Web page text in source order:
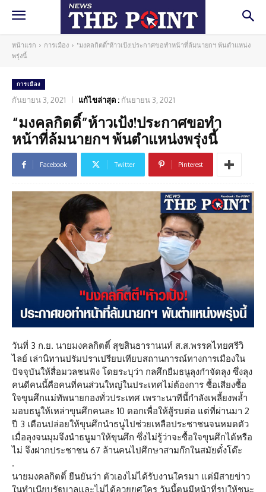
หน้าแรก การเมือง
"มงคลกิตติ์"ห้าวเป้ง!ประกาศขอทำหน้าที่ล้มนายกฯ พ้นตำแหน่ง
พรุ่งนี้
การเมือง
กันยายน 3, 2021 แก้ไขล่าสุด : กันยายน 3, 2021
“มงคลกิตติ์”ห้าวเป้ง!ประกาศขอทำ
หน้าที่ล้มนายกฯ พ้นตำแหน่งพรุ่งนี้
Facebook Twitter Pinterest
วันที่ 3 ก.ย. นายมงคลกิตติ์ สุขสินธารานนท์ ส.ส.พรรคไทยศรีวิ
ไลย์ เล่านิทานปรัมปราเปรียบเทียบสถานการณ์ทางการเมืองใน
ปัจจุบันให้สื่อมวลชนฟัง โดยระบุว่า กลศึกยืมธนูลุงกำจัดลุง ซึ่งลุง
คนดีคนนี้คือคนที่คนส่วนใหญ่ในประเทศไม่ต้องการ ซื้อเสียงซื้อ
ใจขุนศึกแม่ทัพนายกองทั่วประเทศ เพราะนาทีนี้กำลังเพลี้ยงพล้ำ
มอบธนูให้เหล่าขุนศึกคนละ 10 ดอกเพื่อให้สู้รบต่อ แต่ที่ผ่านมา 2
ปี 3 เดือนปล่อยให้ขุนศึกนำธนูไปช่วยเหลือประชาชนจนหมดตัว
เมื่อลุงจนมุมจึงนำธนูมาให้ขุนศึก ซึ่งไม่รู้ว่าจะซื้อใจขุนศึกได้หรือ
ไม่ จึงฝากประชาชน 67 ล้านคนไปศึกษาสามก๊กในสมัยตั๋งโต๊ะ
.
นายมงคลกิตติ์ ยืนยันว่า ตัวเองไม่ได้รับงานใครมา แต่มีสายข่าว
ในทำเนียบรัฐบาลและไม่ได้อวยยศใคร วันนี้ตนมีหน้าที่รบให้ชนะ